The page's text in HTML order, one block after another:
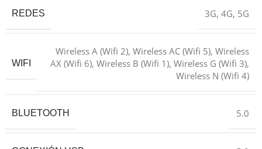
REDES 3G, 4G, 5G
WIFI
Wireless A (Wifi 2), Wireless AC (Wifi 5), Wireless
AX (Wifi 6), Wireless B (Wifi 1), Wireless G (Wifi 3),
Wireless N (Wifi 4)
BLUETOOTH 5.0